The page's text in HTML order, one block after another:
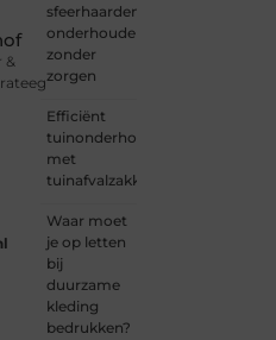
&
sfeerhaarden
onderhouden
zonder
zorgen
Efficiënt
tuinonderhoud
met
tuinafvalzakken
Waar moet
je op letten
bij
duurzame
kleding
bedrukken?